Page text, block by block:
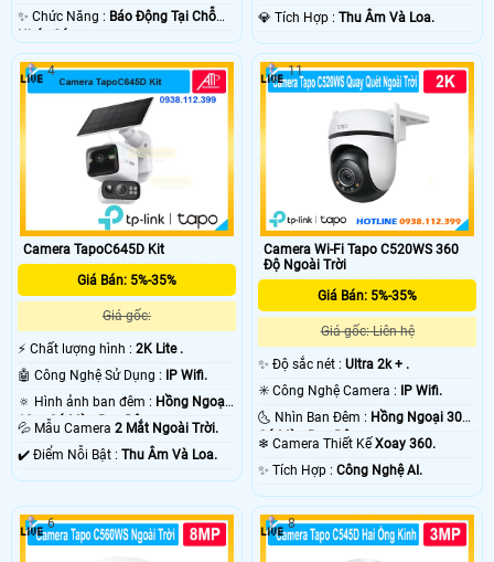
️✨ Chức Năng : Báo Động Tại Chỗ
Nháy Sáng.
️💎 Tích Hợp :Thu Âm Và Loa.
Camera TapoC645D Kit
Giá Bán: 5%-35%
Giá gốc:
️⚡ Chất lượng hình : 2K Lite .
🤖️ Công Nghệ Sử Dụng :
IP Wifi.
🔅 Hình ảnh ban đêm : Hồng Ngoại
10m Có Màu Ban Ðêm.
💦 Mẫu Camera 2 Mắt Ngoài Trời.
️✔️ Điểm Nỗi Bật : Thu Âm Và Loa.
4
Camera Wi-Fi Tapo C520WS 360
Độ Ngoài Trời
Giá Bán: 5%-35%
Giá gốc: Liên hệ
✨ Độ sắc nét :Ultra 2k + .
✳️ Công Nghệ Camera :
IP Wifi.
🌜 Nhìn Ban Đêm : Hồng Ngoại 30m
Có Màu Ban Ðêm.
❄ Camera Thiết KếXoay 360.
️✨ Tích Hợp :Công Nghệ AI.
11
6 8